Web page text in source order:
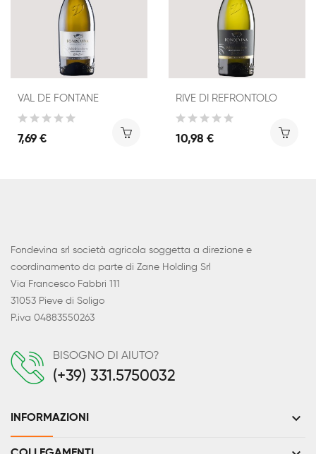
VAL DE FONTANE
7,69 €
RIVE DI REFRONTOLO
10,98 €
Fondevina srl società agricola soggetta a direzione e
coordinamento da parte di Zane Holding Srl
Via Francesco Fabbri 111
31053 Pieve di Soligo
P.iva 04883550263
BISOGNO DI AIUTO?
(+39) 331.5750032
INFORMAZIONI keyboard_arrow_down